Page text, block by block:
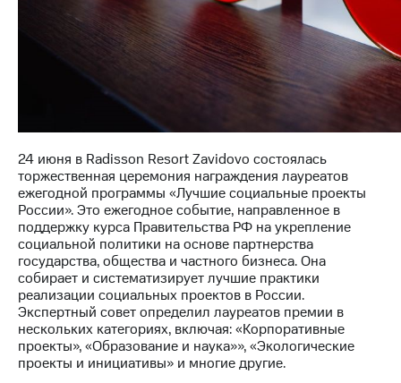
Информация
акционерам
Документы
"МТС"
Собрания
акционеров
кабинет
акционера
Акционерный
капитал
Контроль
и
аудит
Рынок
акций
Описание
Программа
приобретения
24 июня в Radisson Resort Zavidovo состоялась
торжественная церемония награждения лауреатов
ежегодной программы «Лучшие социальные проекты
России». Это ежегодное событие, направленное в
поддержку курса Правительства РФ на укрепление
социальной политики на основе партнерства
государства, общества и частного бизнеса. Она
собирает и систематизирует лучшие практики
реализации социальных проектов в России.
Экспертный совет определил лауреатов премии в
нескольких категориях, включая: «Корпоративные
проекты», «Образование и наука»», «Экологические
проекты и инициативы» и многие другие.